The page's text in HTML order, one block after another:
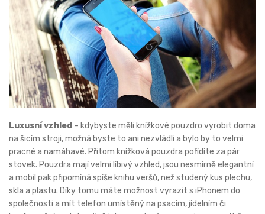
Luxusní vzhled – kdybyste měli knížkové pouzdro vyrobit doma
na šicím stroji, možná byste to ani nezvládli a bylo by to velmi
pracné a namáhavé. Přitom knížková pouzdra pořídíte za pár
stovek. Pouzdra mají velmi líbivý vzhled, jsou nesmírně elegantní
a mobil pak připomíná spíše knihu veršů, než studený kus plechu,
skla a plastu. Díky tomu máte možnost vyrazit s iPhonem do
společnosti a mít telefon umístěný na psacím, jídelním či